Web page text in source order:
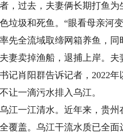
过去，夫妻俩长期打鱼为
垃圾和死鱼。“眼看母亲河
全流域取缔网箱养鱼，同
妻卖掉渔船，退捕上岸。夫
肖阳群告诉记者，2022年
让一滴污水排入乌江。
一江清水。近年来，贵州
覆盖。乌江干流水质已全面